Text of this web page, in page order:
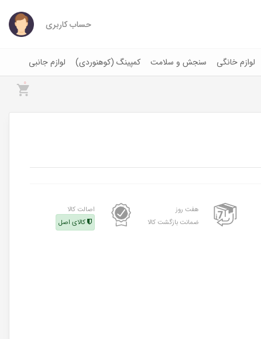
حساب کاربری
لوازم خانگی سنجش و سلامت کمپینگ (کوهنوردی) لوازم جانبی
0
هفت روز
ضمانت بازگشت کالا
اصالت کالا
کالای اصل